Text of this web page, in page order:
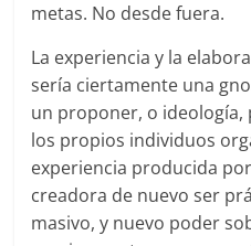
metas. No desde fuera.
La experiencia y la
sería ciertamente una
un proponer, o ideología,
los propios individuos
experiencia producida
creadora de nuevo ser
masivo, y nuevo poder